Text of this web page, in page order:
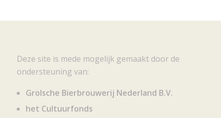
Deze site is mede mogelijk gemaakt door de
ondersteuning van:
Grolsche Bierbrouwerij Nederland B.V.
het Cultuurfonds